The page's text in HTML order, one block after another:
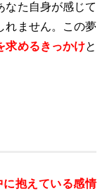
なた自身が感じて
れません。この夢
求めるきっかけと
に抱えている感情